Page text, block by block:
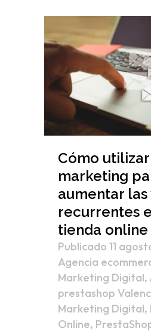
Cómo
marketing
aumentar las
recurrentes
tienda online
Publicado 11
Agencia
Marketing Digital,
prestashop
Marketing Digital,
Online,